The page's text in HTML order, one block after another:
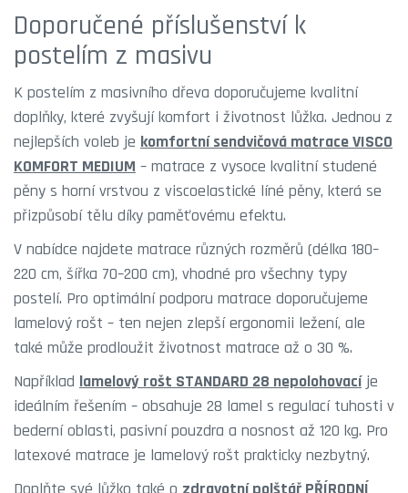
Doporučené příslušenství k
postelím z masivu
K postelím z masivního dřeva doporučujeme kvalitní
doplňky, které zvyšují komfort i životnost lůžka. Jednou z
nejlepších voleb je komfortní sendvičová matrace VISCO
KOMFORT MEDIUM – matrace z vysoce kvalitní studené
pěny s horní vrstvou z viscoelastické líné pěny, která se
přizpůsobí tělu díky paměťovému efektu.
V nabídce najdete matrace různých rozměrů (délka 180–
220 cm, šířka 70–200 cm), vhodné pro všechny typy
postelí. Pro optimální podporu matrace doporučujeme
lamelový rošt – ten nejen zlepší ergonomii ležení, ale
také může prodloužit životnost matrace až o 30 %.
Například lamelový rošt STANDARD 28 nepolohovacíje
ideálním řešením – obsahuje 28 lamel s regulací tuhosti v
bederní oblasti, pasivní pouzdra a nosnost až 120 kg. Pro
latexové matrace je lamelový rošt prakticky nezbytný.